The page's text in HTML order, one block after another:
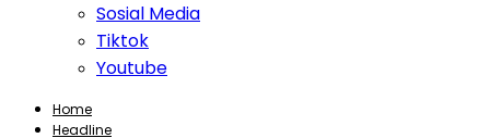
Sosial Media
Tiktok
Youtube
Home
Headline